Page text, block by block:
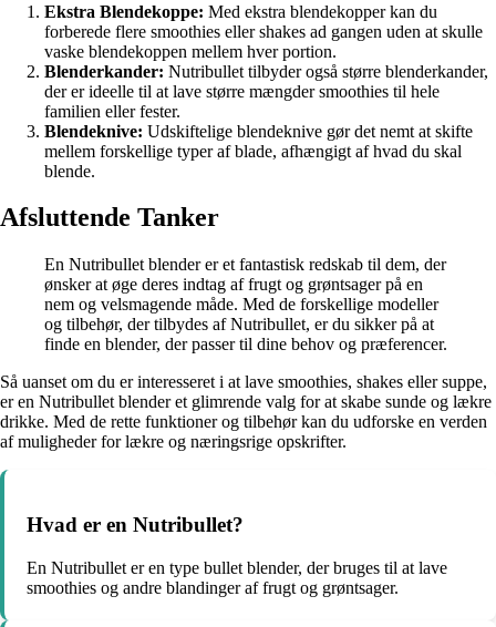
Ekstra Blendekoppe: Med ekstra blendekopper kan du
forberede flere smoothies eller shakes ad gangen uden at skulle
vaske blendekoppen mellem hver portion.
Blenderkander: Nutribullet tilbyder også større blenderkander,
der er ideelle til at lave større mængder smoothies til hele
familien eller fester.
Blendeknive: Udskiftelige blendeknive gør det nemt at skifte
mellem forskellige typer af blade, afhængigt af hvad du skal
blende.
Afsluttende Tanker
En Nutribullet blender er et fantastisk redskab til dem, der
ønsker at øge deres indtag af frugt og grøntsager på en
nem og velsmagende måde. Med de forskellige modeller
og tilbehør, der tilbydes af Nutribullet, er du sikker på at
finde en blender, der passer til dine behov og præferencer.
Så uanset om du er interesseret i at lave smoothies, shakes eller suppe,
er en Nutribullet blender et glimrende valg for at skabe sunde og lækre
drikke. Med de rette funktioner og tilbehør kan du udforske en verden
af muligheder for lækre og næringsrige opskrifter.
Hvad er en Nutribullet?
En Nutribullet er en type bullet blender, der bruges til at lave
smoothies og andre blandinger af frugt og grøntsager.